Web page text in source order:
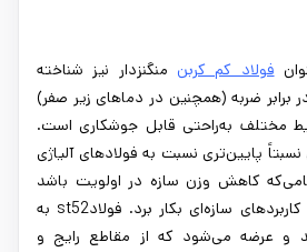
فولاد کم‌ کربن منگنزدار نیز شناخته
برابر ضربه (همچنین در دماهای زیر صفر)
مختلف به‌راحتی قابل جوشکاری است.
نسبتاً پایین‌تری نسبت به فولادهای آلیاژی
کاهش وزن سازه در اولویت باشد
می‌توان این فولاد را در کاربردهای سازه‌ای بکار برد. فولادst52 به
و عرضه می‌شود که از مقاطع رایج و